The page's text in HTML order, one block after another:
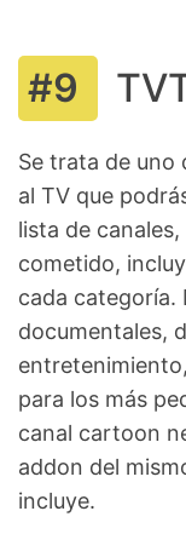
Se trata de uno
al TV que
lista de
cometido,
cada categoría.
documentales,
para los más
canal cartoon
addon del
incluye.